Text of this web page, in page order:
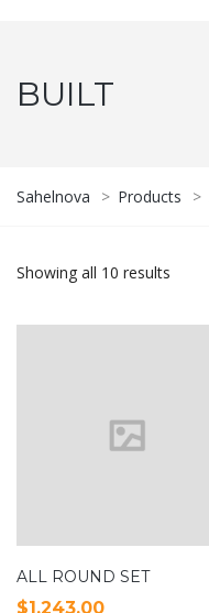
BUILT
Sahelnova > Products >
Showing all 10 results
ALL ROUND SET
$1,243.00